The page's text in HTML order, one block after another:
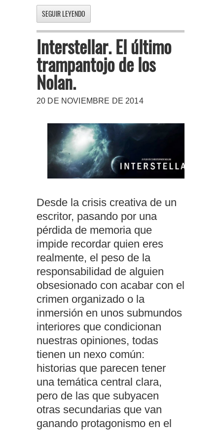
SEGUIR LEYENDO
Interstellar. El último
trampantojo de los
Nolan.
20 DE NOVIEMBRE DE 2014
Desde la crisis creativa de un
escritor, pasando por una
pérdida de memoria que
impide recordar quien eres
realmente, el peso de la
responsabilidad de alguien
obsesionado con acabar con el
crimen organizado o la
inmersión en unos submundos
interiores que condicionan
nuestras opiniones, todas
tienen un nexo común:
historias que parecen tener
una temática central clara,
pero de las que subyacen
otras secundarias que van
ganando protagonismo en el